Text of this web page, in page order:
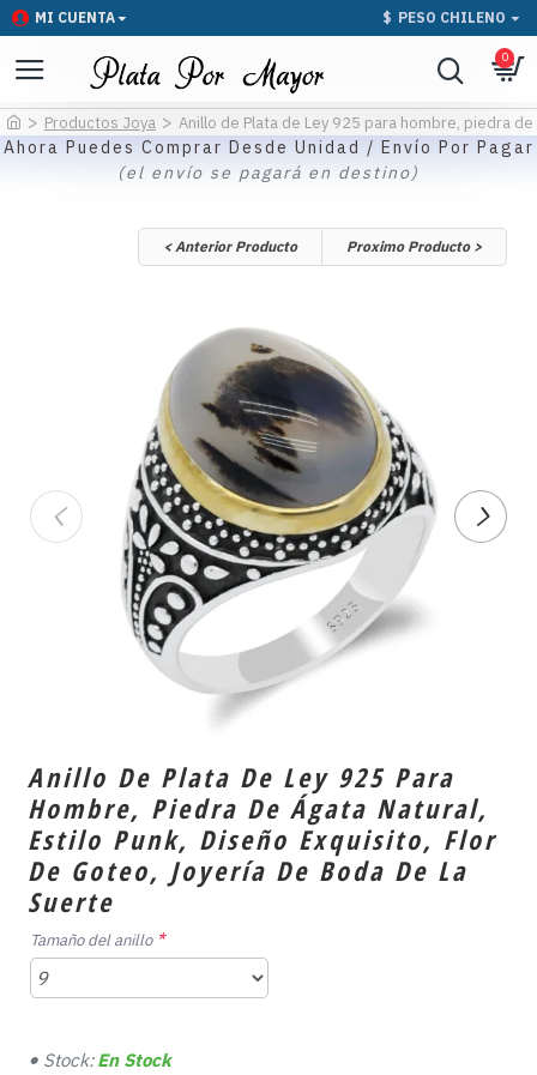
MI CUENTA $ PESO CHILENO
0
Productos Joya Anillo de Plata de Ley 925 para hombre, piedra
Ahora Puedes Comprar Desde Unidad / Envío Por Pagar
(el envío se pagará en destino)
< Anterior Producto Proximo Producto >
Anillo De Plata De Ley 925 Para
Hombre, Piedra De Ágata Natural,
Estilo Punk, Diseño Exquisito, Flor
De Goteo, Joyería De Boda De La
Suerte
Stock: En Stock
Tamaño del anillo